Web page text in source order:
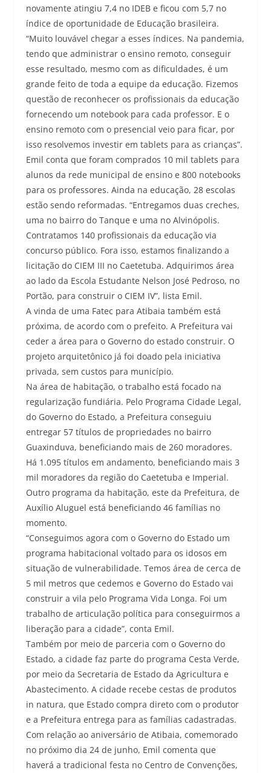
novamente atingiu 7,4 no IDEB e ficou com 5,7 no
índice de oportunidade de Educação brasileira.
“Muito louvável chegar a esses índices. Na pandemia,
tendo que administrar o ensino remoto, conseguir
esse resultado, mesmo com as dificuldades, é um
grande feito de toda a equipe da educação. Fizemos
questão de reconhecer os profissionais da educação
fornecendo um notebook para cada professor. E o
ensino remoto com o presencial veio para ficar, por
isso resolvemos investir em tablets para as crianças”.
Emil conta que foram comprados 10 mil tablets para
alunos da rede municipal de ensino e 800 notebooks
para os professores. Ainda na educação, 28 escolas
estão sendo reformadas. “Entregamos duas creches,
uma no bairro do Tanque e uma no Alvinópolis.
Contratamos 140 profissionais da educação via
concurso público. Fora isso, estamos finalizando a
licitação do CIEM III no Caetetuba. Adquirimos área
ao lado da Escola Estudante Nelson José Pedroso, no
Portão, para construir o CIEM IV”, lista Emil.
A vinda de uma Fatec para Atibaia também está
próxima, de acordo com o prefeito. A Prefeitura vai
ceder a área para o Governo do estado construir. O
projeto arquitetônico já foi doado pela iniciativa
privada, sem custos para município.
Na área de habitação, o trabalho está focado na
regularização fundiária. Pelo Programa Cidade Legal,
do Governo do Estado, a Prefeitura conseguiu
entregar 57 títulos de propriedades no bairro
Guaxinduva, beneficiando mais de 260 moradores.
Há 1.095 títulos em andamento, beneficiando mais 3
mil moradores da região do Caetetuba e Imperial.
Outro programa da habitação, este da Prefeitura, de
Auxílio Aluguel está beneficiando 46 famílias no
momento.
“Conseguimos agora com o Governo do Estado um
programa habitacional voltado para os idosos em
situação de vulnerabilidade. Temos área de cerca de
5 mil metros que cedemos e Governo do Estado vai
construir a vila pelo Programa Vida Longa. Foi um
trabalho de articulação política para conseguirmos a
liberação para a cidade”, conta Emil.
Também por meio de parceria com o Governo do
Estado, a cidade faz parte do programa Cesta Verde,
por meio da Secretaria de Estado da Agricultura e
Abastecimento. A cidade recebe cestas de produtos
in natura, que Estado compra direto com o produtor
e a Prefeitura entrega para as famílias cadastradas.
Com relação ao aniversário de Atibaia, comemorado
no próximo dia 24 de junho, Emil comenta que
haverá a tradicional festa no Centro de Convenções,